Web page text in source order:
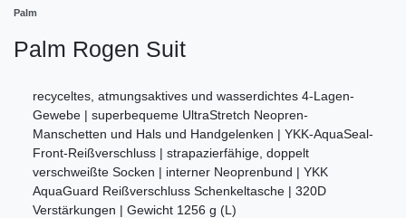
Palm
Palm Rogen Suit
recyceltes, atmungsaktives und wasserdichtes 4-Lagen-
Gewebe | superbequeme UltraStretch Neopren-
Manschetten und Hals und Handgelenken | YKK-AquaSeal-
Front-Reißverschluss | strapazierfähige, doppelt
verschweißte Socken | interner Neoprenbund | YKK
AquaGuard Reißverschluss Schenkeltasche | 320D
Verstärkungen | Gewicht 1256 g (L)